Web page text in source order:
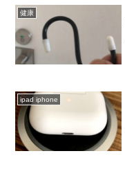
健康
ipad iphone